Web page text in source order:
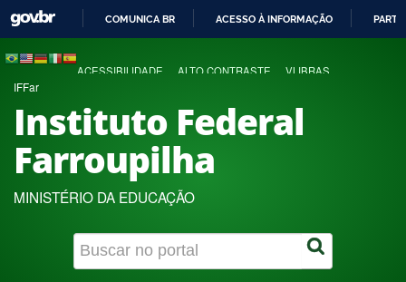
COMUNICA BR ACESSO À INFORMAÇÃO
ACESSIBILIDADE ALTO CONTRASTE VLIBRAS
IFFar
Instituto Federal
Farroupilha
MINISTÉRIO DA EDUCAÇÃO